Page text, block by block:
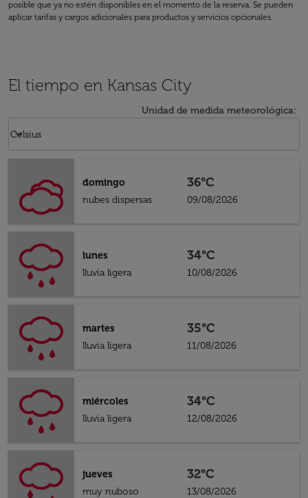
posible que ya no estén disponibles en el momento de la reserva. Se pueden
aplicar tarifas y cargos adicionales para productos y servicios opcionales.
El tiempo en Kansas City
Unidad de medida meteorológica:
Celsius
keyboard_arrow_down
domingo
nubes dispersas
36°C
09/08/2026
lunes
lluvia ligera
34°C
10/08/2026
martes
lluvia ligera
35°C
11/08/2026
miércoles
lluvia ligera
34°C
12/08/2026
jueves
muy nuboso
32°C
13/08/2026